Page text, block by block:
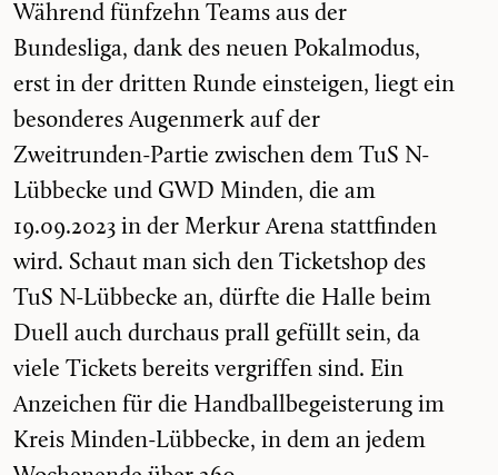
Während fünfzehn Teams aus der
Bundesliga, dank des neuen Pokalmodus,
erst in der dritten Runde einsteigen, liegt ein
besonderes Augenmerk auf der
Zweitrunden-Partie zwischen dem TuS N-
Lübbecke und GWD Minden, die am
19.09.2023 in der Merkur Arena stattfinden
wird. Schaut man sich den Ticketshop des
TuS N-Lübbecke an, dürfte die Halle beim
Duell auch durchaus prall gefüllt sein, da
viele Tickets bereits vergriffen sind. Ein
Anzeichen für die Handballbegeisterung im
Kreis Minden-Lübbecke, in dem an jedem